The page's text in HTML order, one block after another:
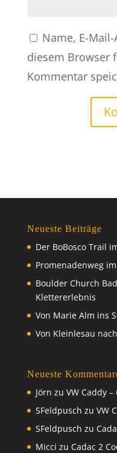
Name, E-
diesem Browser
Kommentar
Neueste Beiträge
Der BoBosco Trail
Promenadenweg
Boulder Church
Klettererlebnis
Von Marie Alm ins
Von Kleinlesau
Neueste
Jörn zu VW Caddy
SFeldpusch zu VW
SFeldpusch zu
Micci zu Cadac 2